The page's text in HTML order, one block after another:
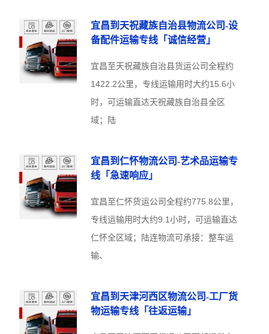
宜昌到天祝藏族自治县物流公司-设
备配件运输专线「诚信经营」
宜昌至天祝藏族自治县货运公司全程约
1422.2公里，专线运输用时大约15.6小
时，可运输直达天祝藏族自治县全区
域；陆
宜昌到仁怀物流公司-艺术品运输专
线「急速响应」
宜昌至仁怀货运公司全程约775.8公里，
专线运输用时大约9.1小时，可运输直达
仁怀全区域；陆连物流可承接：整车运
输、
宜昌到天津河西区物流公司-工厂货
物运输专线「往返运输」